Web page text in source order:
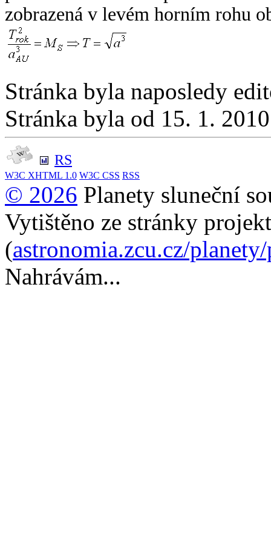
zobrazená v levém horním rohu
Stránka byla naposledy
Stránka byla od 15. 1.
RS
W3C XHTML 1.0 W3C CSS RSS
© 2026 Planety sluneční
Vytištěno ze stránky
(astronomia.zcu.cz/
Nahrávám...